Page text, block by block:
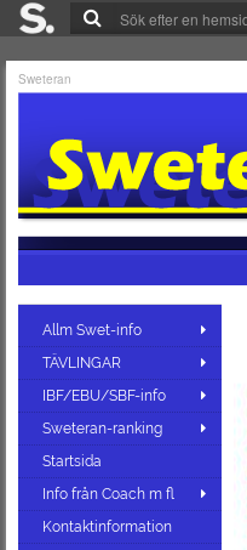
Sweteran
Allm Swet-info
TÄVLINGAR
IBF/EBU/SBF-info
Sweteran-ranking
Startsida
Info från Coach m fl
Kontaktinformation